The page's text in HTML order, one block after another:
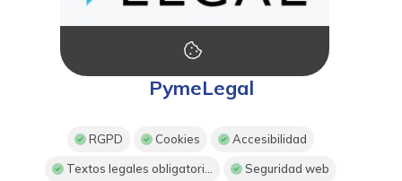
PymeLegal
RGPD Cookies Accesibilidad
Textos legales obligatori... Seguridad web